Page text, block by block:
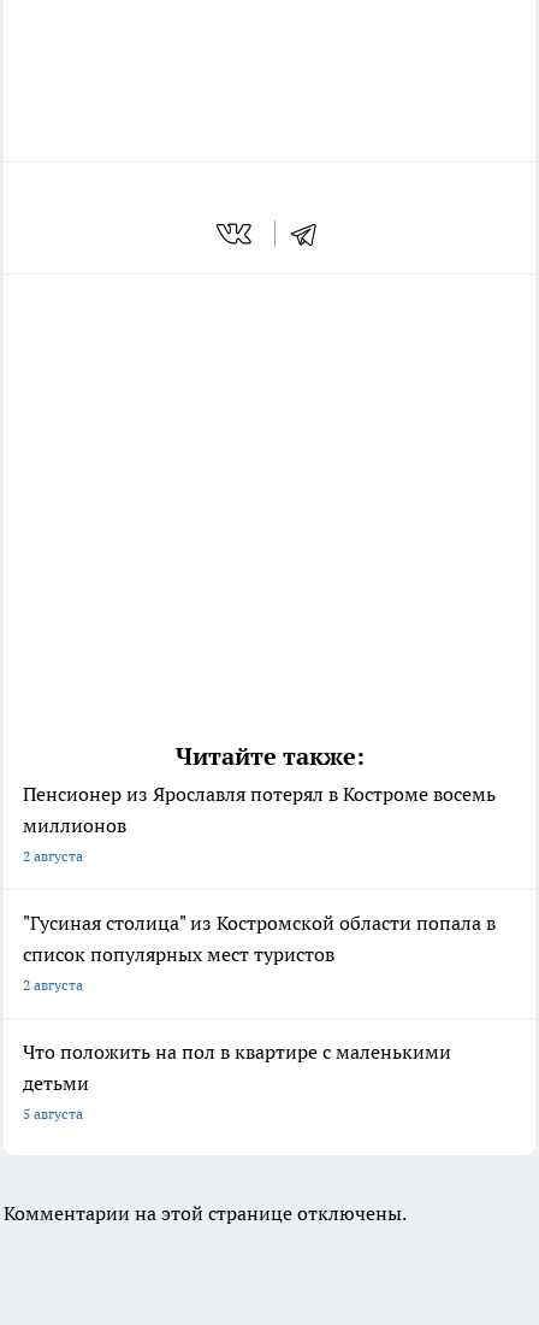
Читайте также:
Пенсионер из Ярославля потерял в Костроме восемь
миллионов
2 августа
"Гусиная столица" из Костромской области попала в
список популярных мест туристов
2 августа
Что положить на пол в квартире с маленькими
детьми
5 августа
Комментарии на этой странице отключены.